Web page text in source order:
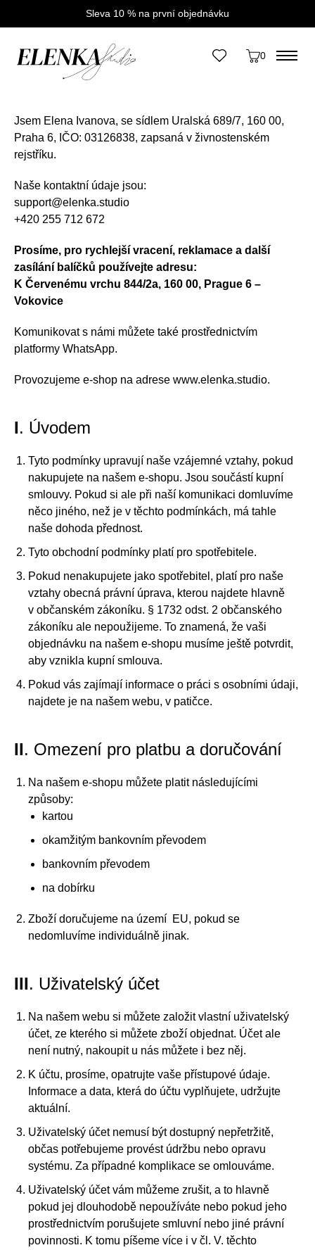
Sleva 10 % na první objednávku
0
Obchodní podmínky
Obchodní podmínky
Jsem Elena Ivanova, se sídlem Uralská 689/7, 160 00,
Praha 6, IČO: 03126838, zapsaná v živnostenském
rejstříku.
Naše kontaktní údaje jsou:
support@elenka.studio
+420 255 712 672
Prosíme, pro rychlejší vracení, reklamace a další
zasílání balíčků používejte adresu:
K Červenému vrchu 844/2a, 160 00, Prague 6 –
Vokovice
Komunikovat s námi můžete také prostřednictvím
platformy WhatsApp.
Provozujeme e-shop na adrese www.elenka.studio.
I. Úvodem
Tyto podmínky upravují naše vzájemné vztahy, pokud
nakupujete na našem e-shopu. Jsou součástí kupní
smlouvy. Pokud si ale při naší komunikaci domluvíme
něco jiného, než je v těchto podmínkách, má tahle
naše dohoda přednost.
Tyto obchodní podmínky platí pro spotřebitele.
Pokud nenakupujete jako spotřebitel, platí pro naše
vztahy obecná právní úprava, kterou najdete hlavně
v občanském zákoníku. § 1732 odst. 2 občanského
zákoníku ale nepoužijeme. To znamená, že vaši
objednávku na našem e-shopu musíme ještě potvrdit,
aby vznikla kupní smlouva.
Pokud vás zajímají informace o práci s osobními údaji,
najdete je na našem webu, v patičce.
II. Omezení pro platbu a doručování
Na našem e-shopu můžete platit následujícími
způsoby:
kartou
okamžitým bankovním převodem
bankovním převodem
na dobírku
Zboží doručujeme na území EU, pokud se
nedomluvíme individuálně jinak.
III. Uživatelský účet
Na našem webu si můžete založit vlastní uživatelský
účet, ze kterého si můžete zboží objednat. Účet ale
není nutný, nakoupit u nás můžete i bez něj.
K účtu, prosíme, opatrujte vaše přístupové údaje.
Informace a data, která do účtu vyplňujete, udržujte
aktuální.
Uživatelský účet nemusí být dostupný nepřetržitě,
občas potřebujeme provést údržbu nebo opravu
systému. Za případné komplikace se omlouváme.
Uživatelský účet vám můžeme zrušit, a to hlavně
pokud jej dlouhodobě nepoužíváte nebo pokud jeho
prostřednictvím porušujete smluvní nebo jiné právní
povinnosti. K tomu píšeme více i v čl. V. těchto